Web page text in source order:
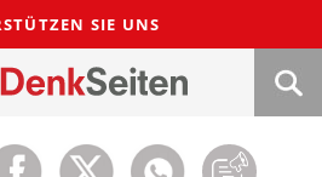
SIE UNS